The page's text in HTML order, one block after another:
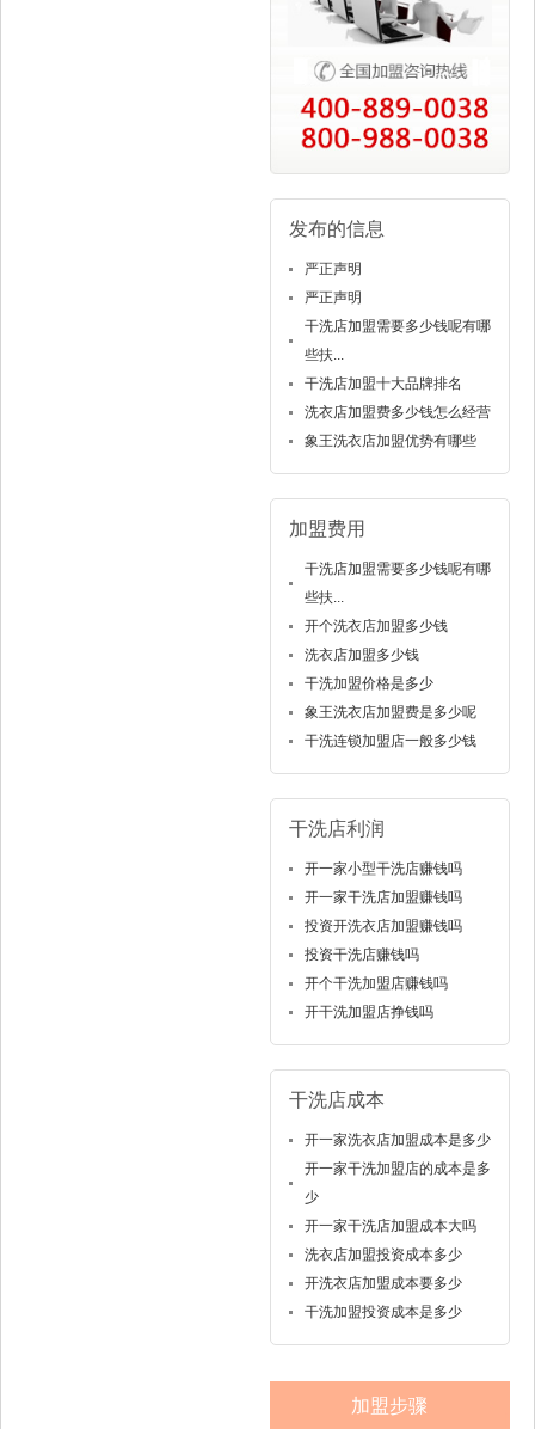
发布的信息
严正声明
严正声明
干洗店加盟需要多少钱呢有哪
些扶...
干洗店加盟十大品牌排名
洗衣店加盟费多少钱怎么经营
象王洗衣店加盟优势有哪些
加盟费用
干洗店加盟需要多少钱呢有哪
些扶...
开个洗衣店加盟多少钱
洗衣店加盟多少钱
干洗加盟价格是多少
象王洗衣店加盟费是多少呢
干洗连锁加盟店一般多少钱
干洗店利润
开一家小型干洗店赚钱吗
开一家干洗店加盟赚钱吗
投资开洗衣店加盟赚钱吗
投资干洗店赚钱吗
开个干洗加盟店赚钱吗
开干洗加盟店挣钱吗
干洗店成本
开一家洗衣店加盟成本是多少
开一家干洗加盟店的成本是多
少
开一家干洗店加盟成本大吗
洗衣店加盟投资成本多少
开洗衣店加盟成本要多少
干洗加盟投资成本是多少
加盟步骤